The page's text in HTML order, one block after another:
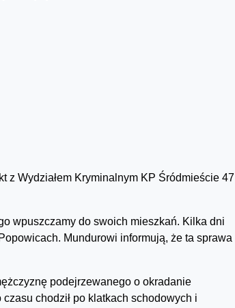
z Wydziałem Kryminalnym KP Śródmieście 47
wpuszczamy do swoich mieszkań. Kilka dni
Mundurowi informują, że ta sprawa
podejrzewanego o okradanie
chodził po klatkach schodowych i